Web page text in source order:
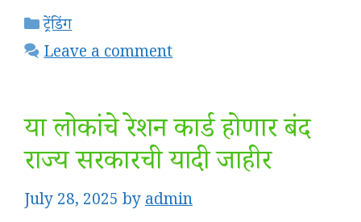
Categories
ट्रेंडिंग
Leave a comment
या लोकांचे रेशन कार्ड होणार बंद
राज्य सरकारची यादी जाहीर
July 28, 2025 byadmin